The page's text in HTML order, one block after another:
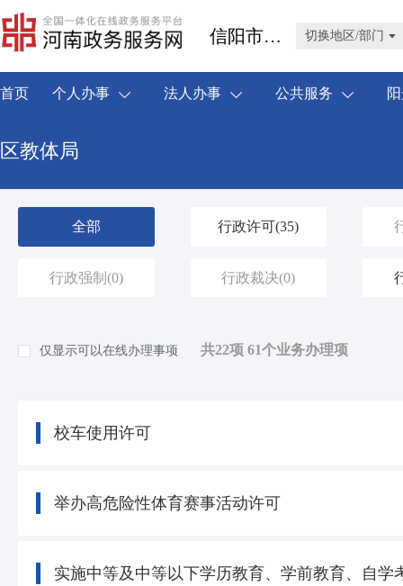
信阳市浉河区 切换地区/部门
首页 个人办事 法人办事 公共服务
区教体局
全部 行政许可(35)
行政强制 (0) 行政裁决(0)
仅显示可以在线办理事项 共22项 61个业务办理项
校车使用许可
举办高危险性体育赛事活动许可
实施中等及中等以下学历教育、学前教育、自